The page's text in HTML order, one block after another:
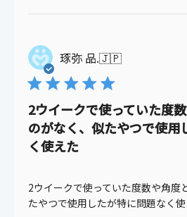
琢弥 品.🇯🇵
2ウイークで使っていた度
のがなく、似たやつで使用
く使えた
2ウイークで使っていた度数や角度
たやつで使用したが特に問題なく